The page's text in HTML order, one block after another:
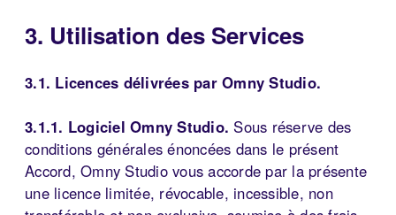
3. Utilisation des Services
3.1. Licences délivrées par Omny Studio.
3.1.1. Logiciel Omny Studio. Sous réserve des
conditions générales énoncées dans le présent
Accord, Omny Studio vous accorde par la présente
une licence limitée, révocable, incessible, non